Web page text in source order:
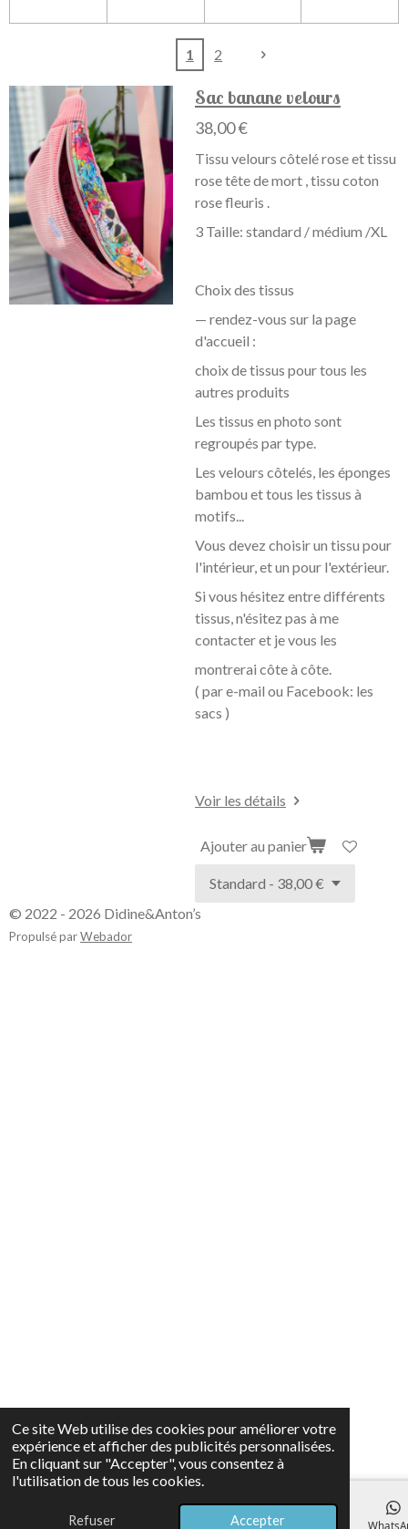
Ce site Web utilise des cookies pour améliorer votre
expérience et afficher des publicités personnalisées.
En cliquant sur "Accepter", vous consentez à
l'utilisation de tous les cookies.
Refuser Accepter
1 2
Sac banane velours
38,00 €
Tissu velours côtelé rose et tissu
rose tête de mort , tissu coton
rose fleuris .
3 Taille: standard / médium /XL
Choix des tissus
— rendez-vous sur la page
d'accueil :
choix de tissus pour tous les
autres produits
Les tissus en photo sont
regroupés par type.
Les velours côtelés, les éponges
bambou et tous les tissus à
motifs...
Vous devez choisir un tissu pour
l'intérieur, et un pour l'extérieur.
Si vous hésitez entre différents
tissus, n'ésitez pas à me
contacter et je vous les
montrerai côte à côte.
( par e-mail ou Facebook: les
sacs )
Voir les détails
Ajouter au panier
© 2022 - 2026 Didine&Anton’s
Propulsé parWebador
Téléphone Carte